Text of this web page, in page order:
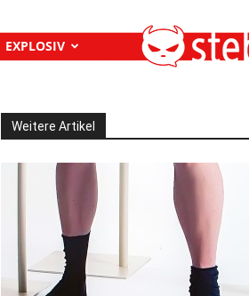
EXPLOSIV
Weitere Artikel